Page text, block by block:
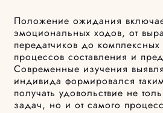
Положение ожидания
эмоциональных ходов, от
передатчиков до
процессов составления и
Современные изучения
индивида формировался
получать удовольствие не
задач, но и от самого